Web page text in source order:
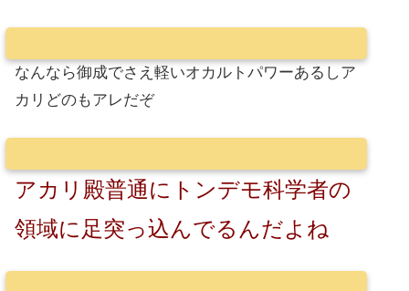
なんなら御成でさえ軽いオカルトパワーあるしア
カリどのもアレだぞ
アカリ殿普通にトンデモ科学者の
領域に足突っ込んでるんだよね